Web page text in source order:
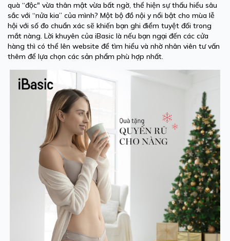
quà “độc" vừa thân mật vừa bất ngờ, thể hiện sự thấu hiểu sâu
sắc với “nửa kia” của mình? Một bộ đồ nội y nổi bật cho mùa lễ
hội với số đo chuẩn xác sẽ khiến bạn ghi điểm tuyệt đối trong
mắt nàng. Lời khuyên của iBasic là nếu bạn ngại đến các cửa
hàng thì có thể lên website để tìm hiểu và nhờ nhân viên tư vấn
thêm để lựa chọn các sản phẩm phù hợp nhất.